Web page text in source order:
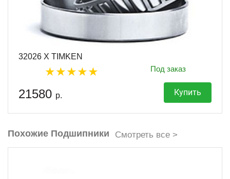
32026 X TIMKEN
Под заказ
21580 р. Купить
Похожие Подшипники Смотреть все >